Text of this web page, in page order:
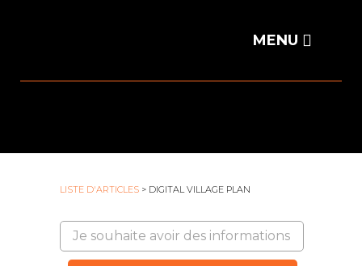
LISTE D'ARTICLES > DIGITAL VILLAGE PLAN